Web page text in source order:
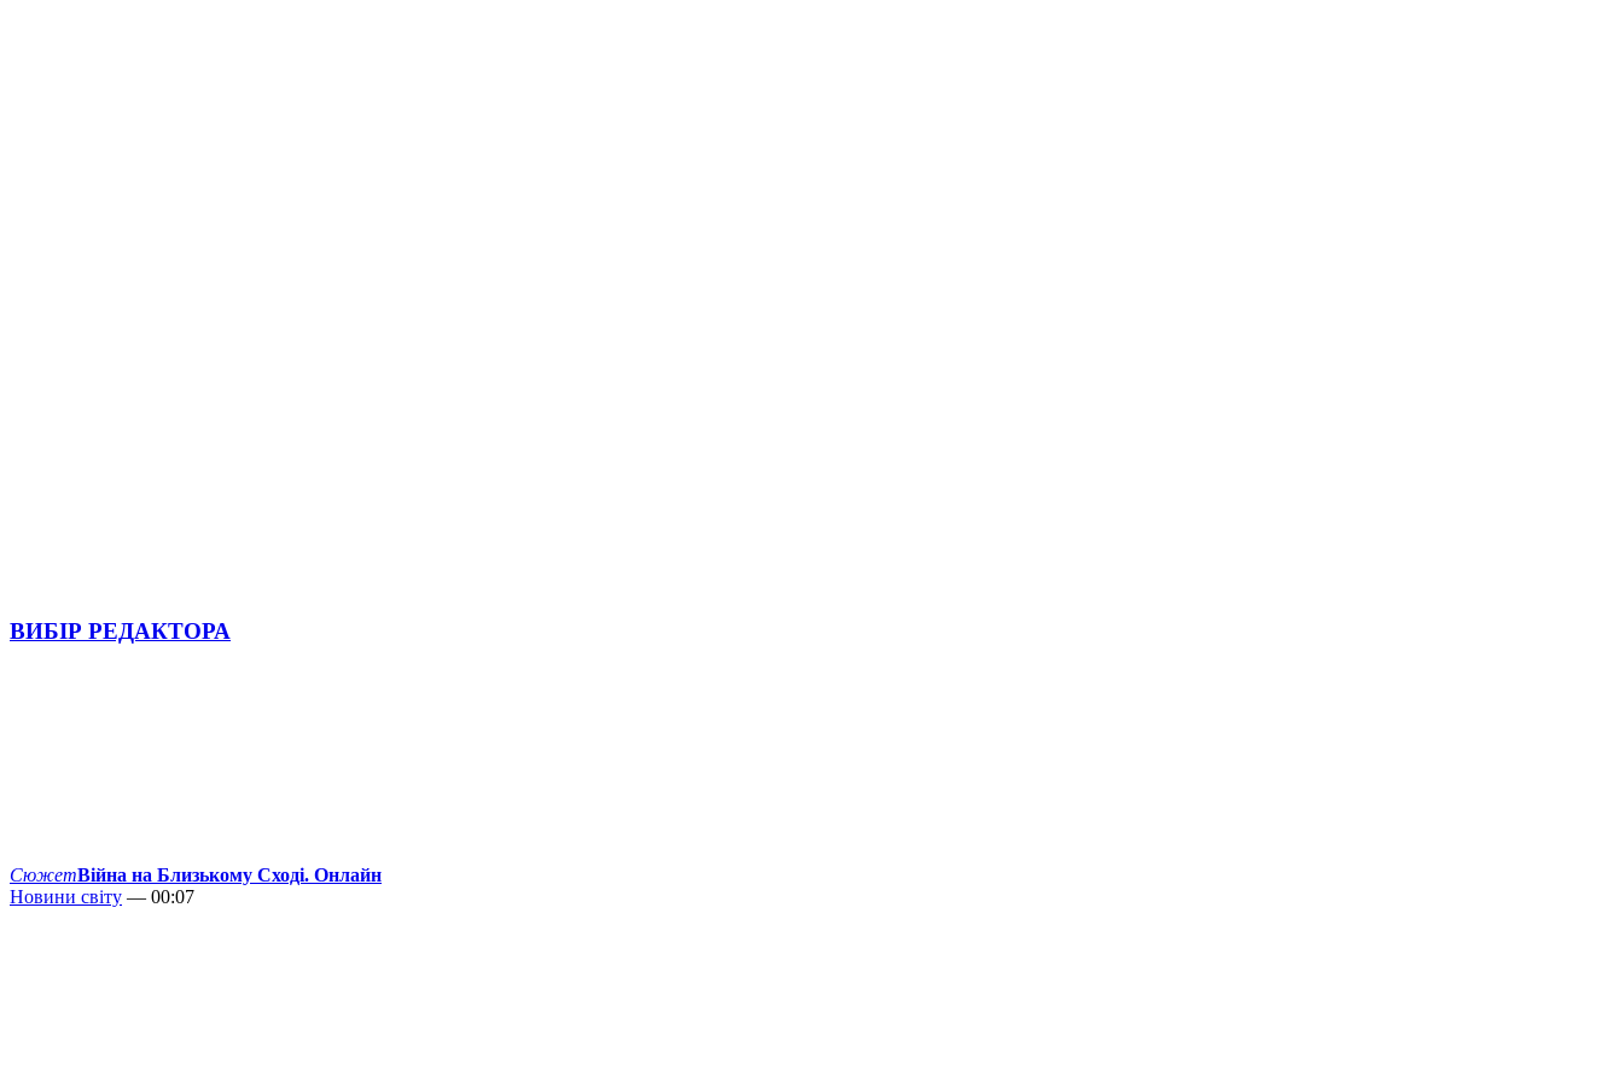
ВИБІР РЕДАКТОРА
СюжетВійна на Близькому Сході. Онлайн
Новини світу — 00:07